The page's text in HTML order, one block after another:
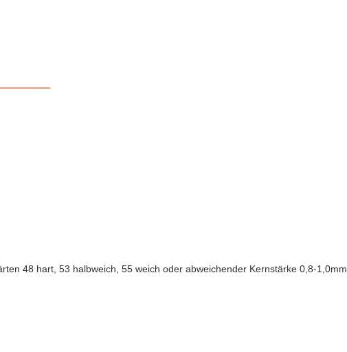
48 hart, 53 halbweich, 55 weich oder abweichender Kernstärke 0,8-1,0mm.